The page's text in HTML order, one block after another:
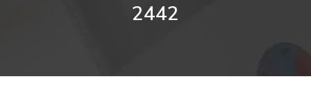
2442